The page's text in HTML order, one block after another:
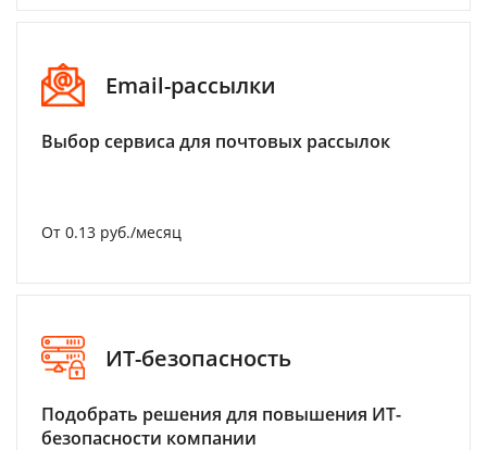
Email-рассылки
Выбор сервиса для почтовых рассылок
От 0.13 руб./месяц
ИТ-безопасность
Подобрать решения для повышения ИТ-
безопасности компании